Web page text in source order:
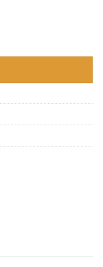
2 količina